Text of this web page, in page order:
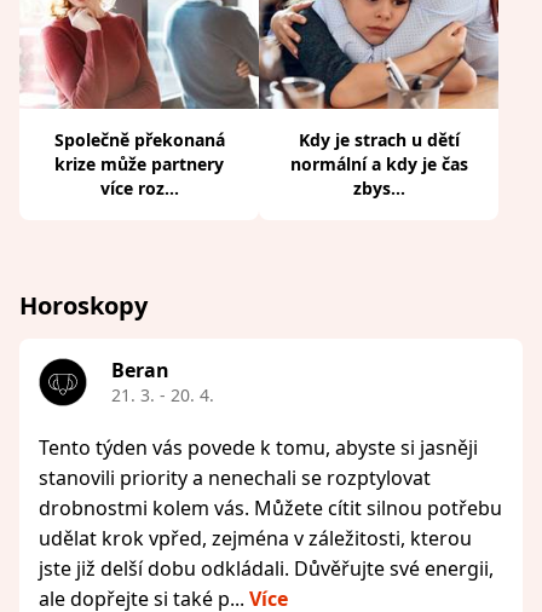
Společně překonaná
krize může partnery
více roz...
Kdy je strach u dětí
normální a kdy je čas
zbys...
Horoskopy
Beran
21. 3. - 20. 4.
Tento týden vás povede k tomu, abyste si jasněji
stanovili priority a nenechali se rozptylovat
drobnostmi kolem vás. Můžete cítit silnou potřebu
udělat krok vpřed, zejména v záležitosti, kterou
jste již delší dobu odkládali. Důvěřujte své energii,
ale dopřejte si také p... Více